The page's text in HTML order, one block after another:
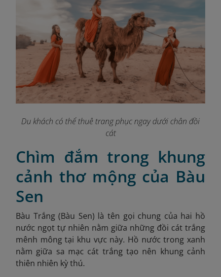
Du khách có thể thuê trang phục ngay dưới chân đồi
cát
Chìm đắm trong khung
cảnh thơ mộng của Bàu
Sen
Bàu Trắng (Bàu Sen) là tên gọi chung của hai hồ
nước ngọt tự nhiên nằm giữa những đồi cát trắng
mênh mông tại khu vực này. Hồ nước trong xanh
nằm giữa sa mạc cát trắng tạo nên khung cảnh
thiên nhiên kỳ thú.